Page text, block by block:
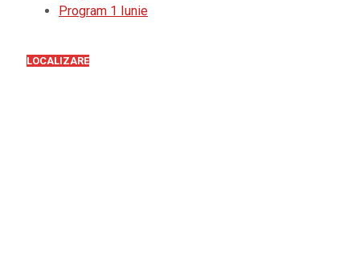
Program 1 Iunie
LOCALIZARE